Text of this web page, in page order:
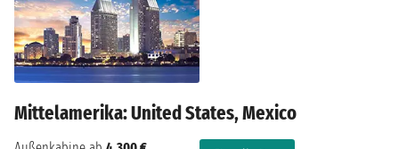
Mittelamerika: United States, Mexico